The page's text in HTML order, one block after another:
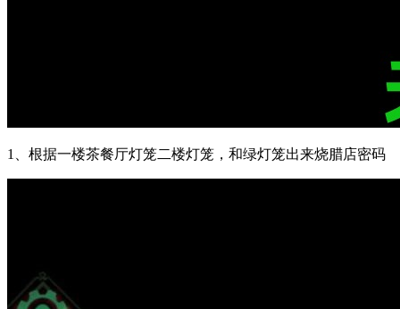
1、根据一楼茶餐厅灯笼二楼灯笼，和绿灯笼出来烧腊店密码